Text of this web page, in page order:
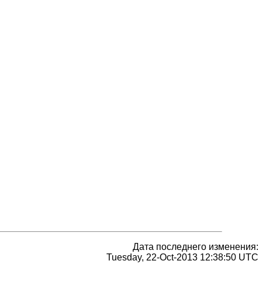
Дата последнего изменения:
Tuesday, 22-Oct-2013 12:38:50 UTC